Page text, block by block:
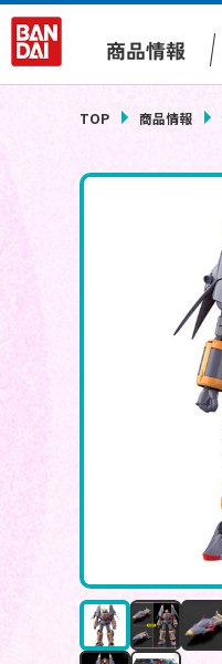
商品情報
TOP 商品情報